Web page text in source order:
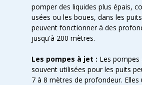
pomper des liquides plus épais,
usées ou les boues, dans les
peuvent fonctionner à des
jusqu'à 200 mètres.
Les pompes à jet : Les
souvent utilisées pour les puits
7 à 8 mètres de profondeur. Elles